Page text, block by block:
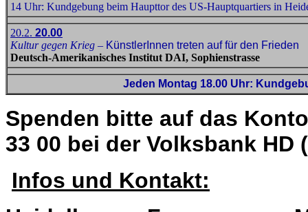
14 Uhr: Kundgebung beim Haupttor des US-Hauptquartiers in
20.2. 20.00
Kultur gegen Krieg – KünstlerInnen treten auf für den Frieden
Deutsch-Amerikanisches Institut DAI, Sophienstrasse
Jeden Montag 18.00 Uhr:
Spenden bitte auf das
33 00 bei der Volksbank HD
Infos und Kontakt: